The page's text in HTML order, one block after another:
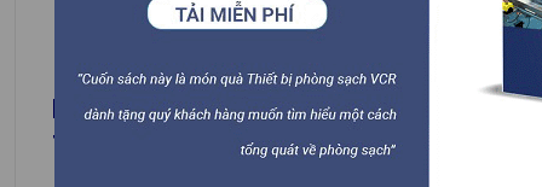
Bánh xe có thể xoay 360 độ và có phanh.
Bản vẽ kỹ thuật Laminar Airflow
Trolley Lenge